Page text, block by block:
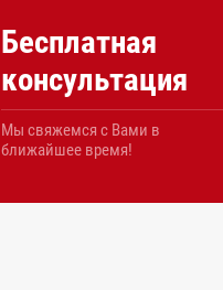
Бесплатная
консультация
Мы свяжемся с Вами в
ближайшее время!